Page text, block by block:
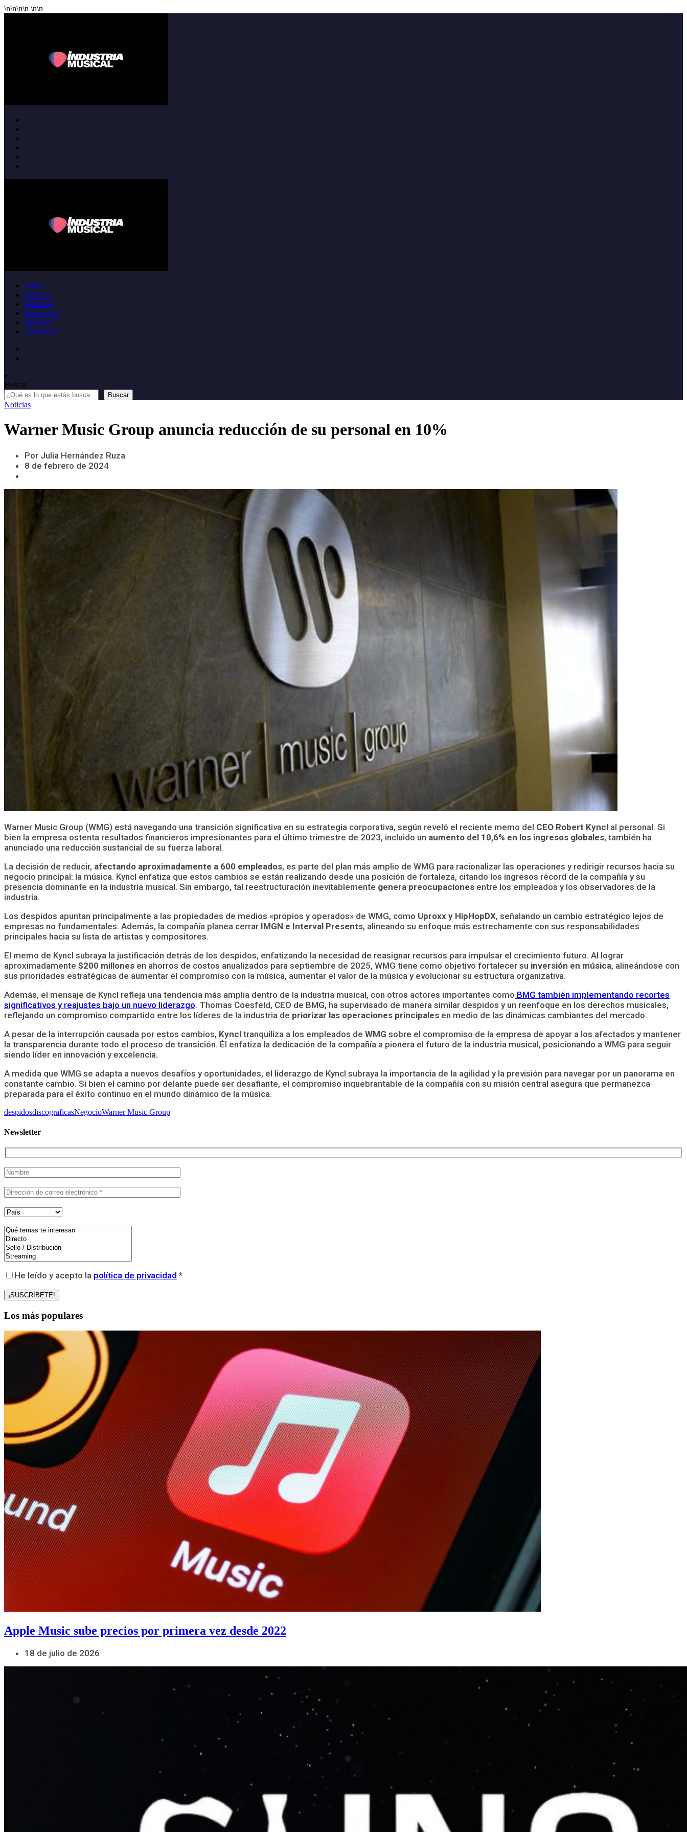
\n\n\n\n \n\n
Inicio
Noticias
Informes
Entrevistas
Opinión
Anúnciate
Buscar
Buscar
Noticias
Warner Music Group anuncia reducción de su personal en 10%
Por Julia Hernández Ruza
8 de febrero de 2024
Warner Music Group (WMG) está navegando una transición significativa en su estrategia corporativa, según reveló el reciente memo del CEO Robert Kyncl al personal. Si
bien la empresa ostenta resultados financieros impresionantes para el último trimestre de 2023, incluido un aumento del 10,6% en los ingresos globales, también ha
anunciado una reducción sustancial de su fuerza laboral.
La decisión de reducir, afectando aproximadamente a 600 empleados, es parte del plan más amplio de WMG para racionalizar las operaciones y redirigir recursos hacia su
negocio principal: la música. Kyncl enfatiza que estos cambios se están realizando desde una posición de fortaleza, citando los ingresos récord de la compañía y su
presencia dominante en la industria musical. Sin embargo, tal reestructuración inevitablemente genera preocupaciones entre los empleados y los observadores de la
industria.
Los despidos apuntan principalmente a las propiedades de medios «propios y operados» de WMG, como Uproxx y HipHopDX, señalando un cambio estratégico lejos de
empresas no fundamentales. Además, la compañía planea cerrar IMGN e Interval Presents, alineando su enfoque más estrechamente con sus responsabilidades
principales hacia su lista de artistas y compositores.
El memo de Kyncl subraya la justificación detrás de los despidos, enfatizando la necesidad de reasignar recursos para impulsar el crecimiento futuro. Al lograr
aproximadamente $200 millones en ahorros de costos anualizados para septiembre de 2025, WMG tiene como objetivo fortalecer su inversión en música, alineándose con
sus prioridades estratégicas de aumentar el compromiso con la música, aumentar el valor de la música y evolucionar su estructura organizativa.
Además, el mensaje de Kyncl refleja una tendencia más amplia dentro de la industria musical, con otros actores importantes como BMG también implementando recortes
significativos y reajustes bajo un nuevo liderazgo. Thomas Coesfeld, CEO de BMG, ha supervisado de manera similar despidos y un reenfoque en los derechos musicales,
reflejando un compromiso compartido entre los líderes de la industria de priorizar las operaciones principales en medio de las dinámicas cambiantes del mercado.
A pesar de la interrupción causada por estos cambios, Kyncl tranquiliza a los empleados de WMG sobre el compromiso de la empresa de apoyar a los afectados y mantener
la transparencia durante todo el proceso de transición. Él enfatiza la dedicación de la compañía a pionera el futuro de la industria musical, posicionando a WMG para seguir
siendo líder en innovación y excelencia.
A medida que WMG se adapta a nuevos desafíos y oportunidades, el liderazgo de Kyncl subraya la importancia de la agilidad y la previsión para navegar por un panorama en
constante cambio. Si bien el camino por delante puede ser desafiante, el compromiso inquebrantable de la compañía con su misión central asegura que permanezca
preparada para el éxito continuo en el mundo dinámico de la música.
despidosdiscograficasNegocioWarner Music Group
Newsletter
He leído y acepto la política de privacidad *
Los más populares
Apple Music sube precios por primera vez desde 2022
18 de julio de 2026